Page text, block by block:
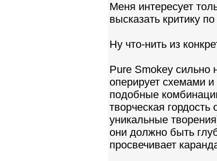
Меня интересует
высказать критику
Ну что-нить из
Pure Smokey сильно
оперирует схемами
подобные
творческая
уникальные
они должно быть
просвечивает